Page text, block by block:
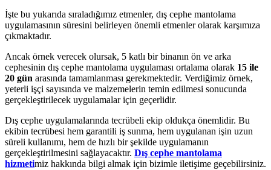
İşte bu yukarıda sıraladığımız etmenler, dış cephe mantolama
uygulamasının süresini belirleyen önemli etmenler olarak karşımıza
çıkmaktadır.
Ancak örnek verecek olursak, 5 katlı bir binanın ön ve arka
cephesinin dış cephe mantolama uygulaması ortalama olarak 15 ile
20 gün arasında tamamlanması gerekmektedir. Verdiğimiz örnek,
yeterli işçi sayısında ve malzemelerin temin edilmesi sonucunda
gerçekleştirilecek uygulamalar için geçerlidir.
Dış cephe uygulamalarında tecrübeli ekip oldukça önemlidir. Bu
ekibin tecrübesi hem garantili iş sunma, hem uygulanan işin uzun
süreli kullanımı, hem de hızlı bir şekilde uygulamanın
gerçekleştirilmesini sağlayacaktır. Dış cephe mantolama
hizmetimiz hakkında bilgi almak için bizimle iletişime geçebilirsiniz.